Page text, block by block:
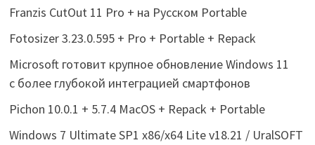
Franzis CutOut 11 Pro + на Русском Portable
Fotosizer 3.23.0.595 + Pro + Portable + Repack
Microsoft готовит крупное обновление Windows 11
с более глубокой интеграцией смартфонов
Pichon 10.0.1 + 5.7.4 MacOS + Repack + Portable
Windows 7 Ultimate SP1 x86/x64 Lite v18.21 / UralSOFT